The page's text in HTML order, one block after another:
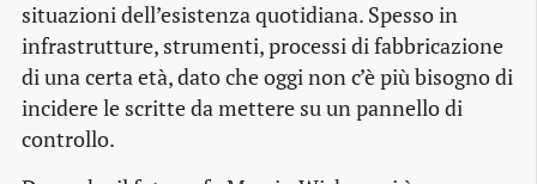
situazioni dell’esistenza quotidiana. Spesso in
infrastrutture, strumenti, processi di fabbricazione
di una certa età, dato che oggi non c’è più bisogno di
incidere le scritte da mettere su un pannello di
controllo.